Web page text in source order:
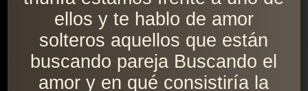
ellos y te hablo de amor
solteros aquellos que están
buscando pareja Buscando el
amor y en qué consistiría la